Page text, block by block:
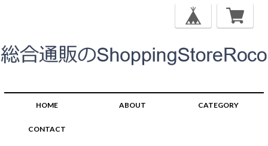
HOME ABOUT CATEGORY
CONTACT